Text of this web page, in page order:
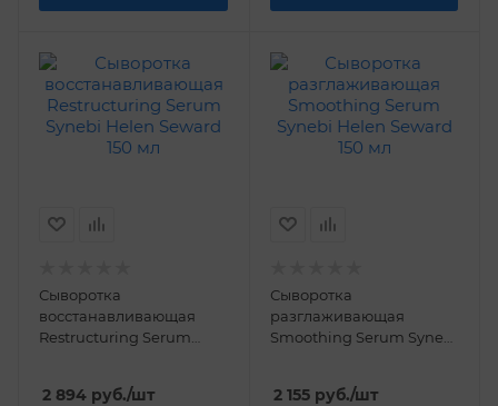
Сыворотка
восстанавливающая
Restructuring Serum
2 894 руб./шт
Сыворотка
разглаживающая
Smoothing Serum Synebi
2 155руб./шт